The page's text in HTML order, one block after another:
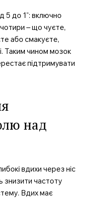
5 до 1”: включно
чотири – що чуєте,
або смакуєте,
Таким чином мозок
підтримувати
над
вдихи через ніс
знизити частоту
Вдих має